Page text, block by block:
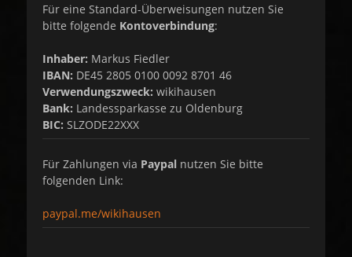
Für eine Standard-Überweisungen nutzen Sie
bitte folgende Kontoverbindung:
Inhaber: Markus Fiedler
IBAN: DE45 2805 0100 0092 8701 46
Verwendungszweck: wikihausen
Bank: Landessparkasse zu Oldenburg
BIC: SLZODE22XXX
Für Zahlungen via Paypal nutzen Sie bitte
folgenden Link:
paypal.me/wikihausen